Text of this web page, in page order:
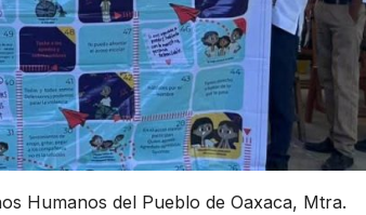
Humanos del Pueblo de Oaxaca, Mtra.